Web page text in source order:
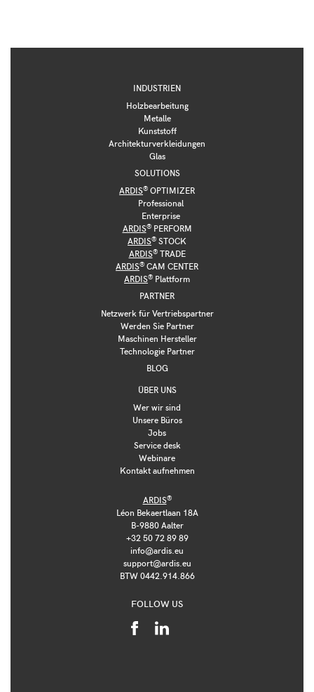
INDUSTRIEN
Holzbearbeitung
Metalle
Kunststoff
Architekturverkleidungen
Glas
SOLUTIONS
ARDIS® OPTIMIZER
Professional
Enterprise
ARDIS®PERFORM
ARDIS® STOCK
ARDIS®TRADE
ARDIS® CAM CENTER
ARDIS® Plattform
PARTNER
Netzwerk für Vertriebspartner
Werden Sie Partner
Maschinen Hersteller
Technologie Partner
BLOG
ÜBER UNS
Wer wir sind
Unsere Büros
Jobs
Service desk
Webinare
Kontakt aufnehmen
ARDIS®
Léon Bekaertlaan 18A
B-9880 Aalter
+32 50 72 89 89
info@ardis.eu
support@ardis.eu
BTW 0442.914.866
FOLLOW US